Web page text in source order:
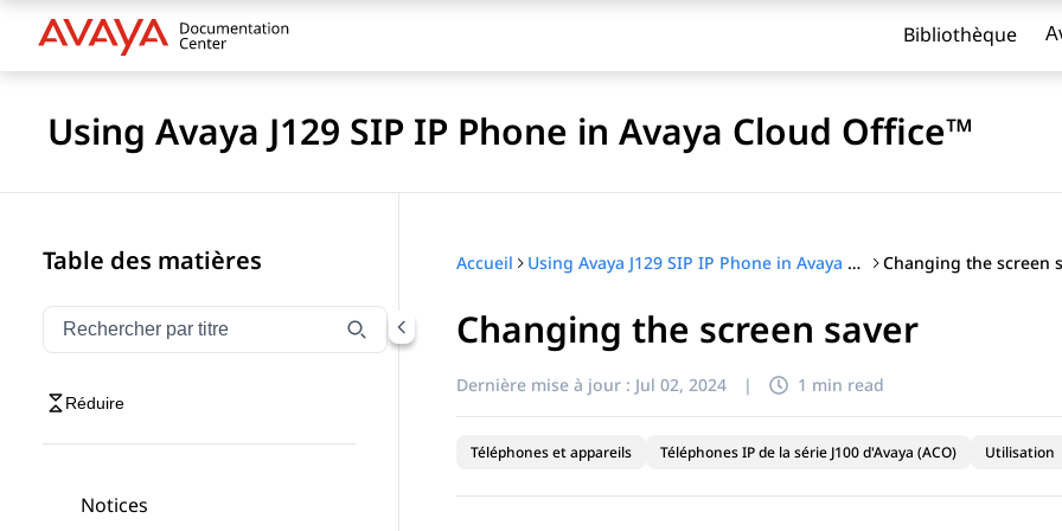
Bibliothèque
Using Avaya J129 SIP IP Phone in Avaya Cloud Office™
Table des matières
Filtrer la navigation par titre
Saisissez pour filtrer les éléments de navigation par titre
Réduire
Notices
Accueil Using Avaya J129 SIP IP Phone in Avaya Cloud Office™ Changing the screen
Changing the screen saver
Dernière mise à jour : Jul 02, 2024 | 1 min read
Téléphones et appareils Téléphones IP de la série J100 d'Avaya (ACO) Utilisation